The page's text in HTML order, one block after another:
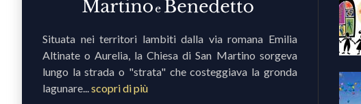
Situata nei territori lambiti dalla via romana Emilia
Altinate o Aurelia, la Chiesa di San Martino sorgeva
lungo la strada o "strata" che costeggiava la gronda
lagunare...scopri di più